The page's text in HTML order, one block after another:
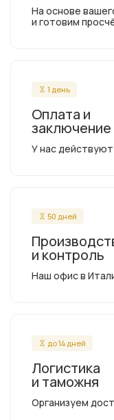
На основе
и готовим
1 день
Оплата и
У нас
50 дней
и контроль
Наш офис в
до 14 дней
Логистика
и таможня
Организуем